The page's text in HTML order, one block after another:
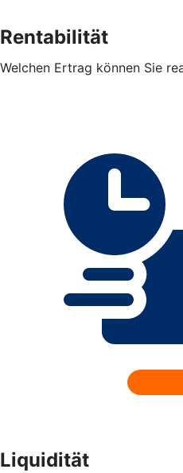
Rentabilität
Welchen Ertrag können Sie
Liquidität